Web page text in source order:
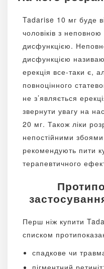
Tadarise 10 мг буде
чоловіків з
дисфункцією.
дисфункцією
ерекція все-таки є,
повноцінного
не з’являється
звернути увагу на
20 мг. Також ліки
непостійними збоями
рекомендують пити
терапевтичного
Перш ніж купити
списком
спадкове чи